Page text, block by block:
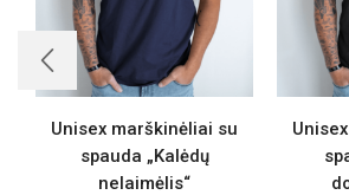
Unisex marškinėliai su
spauda „Kalėdų
nelaimėlis“